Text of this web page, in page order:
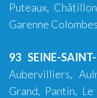
Puteaux,
Garenne
93 SEINE-
Aubervilliers,
Grand, Pantin,